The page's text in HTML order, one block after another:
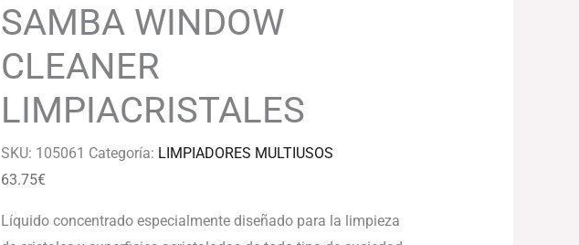
SAMBA WINDOW
CLEANER
LIMPIACRISTALES
SKU: 105061 Categoría: LIMPIADORES MULTIUSOS
63.75€
Líquido concentrado especialmente diseñado para la limpieza
LIMPIACRISTALES